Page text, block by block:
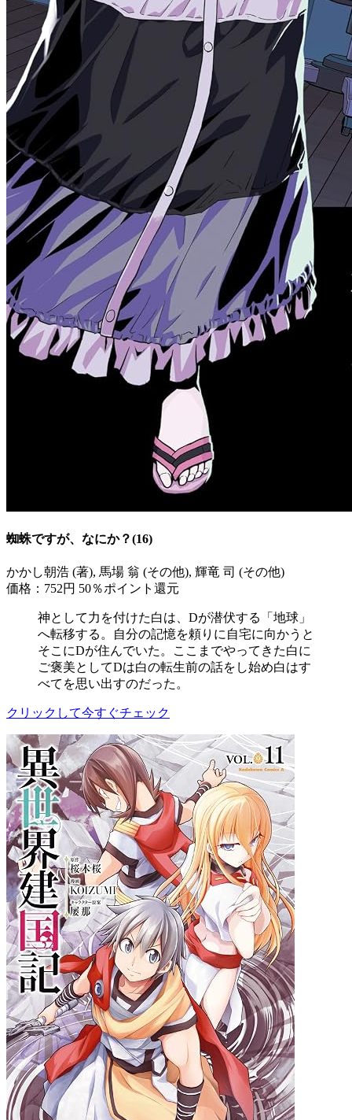
蜘蛛ですが、なにか？(16)
かかし朝浩 (著), 馬場 翁 (その他), 輝竜 司 (その他)
価格：752円 50％ポイント還元
神として力を付けた白は、Dが潜伏する「地球」
へ転移する。自分の記憶を頼りに自宅に向かうと
そこにDが住んでいた。ここまでやってきた白に
ご褒美としてDは白の転生前の話をし始め白はす
べてを思い出すのだった。
クリックして今すぐチェック